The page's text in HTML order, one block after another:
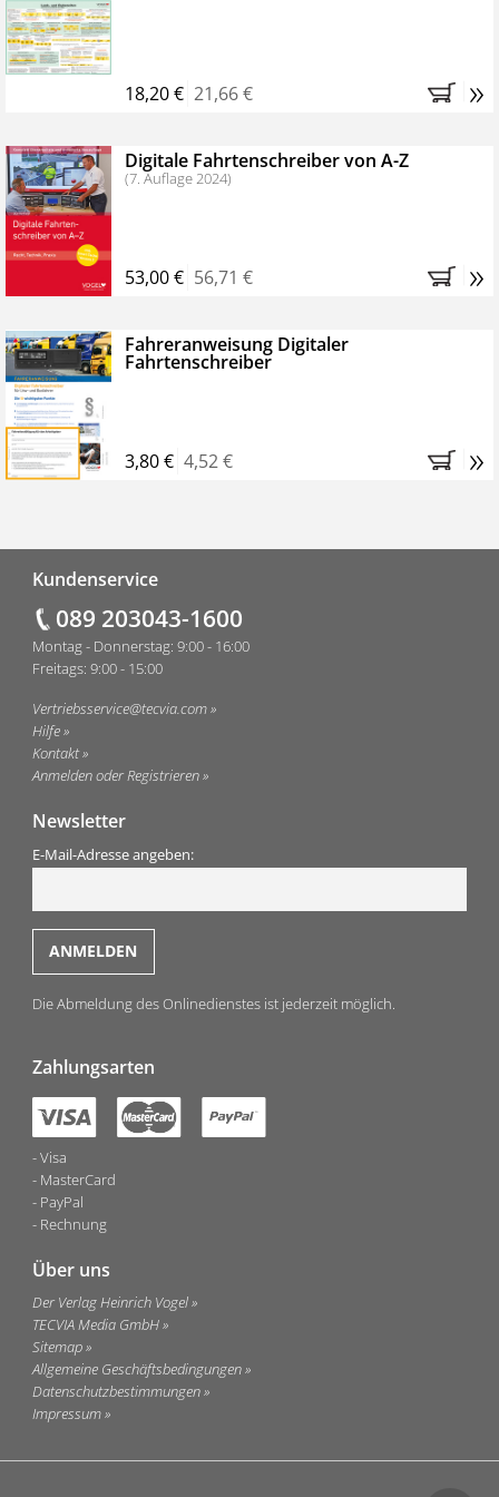
Bestellen Sie jetzt das VerkehrsRundschau Profipaket im
Kennenlern-Abo für zwei Monate (inkl. der derzeitig
Monaten brauchen Sie nichts weiter tun, das
Abonnement endet automatisch, es entstehen keine
weiteren Verpflichtungen.
18,20 € 21,66 € »
Digitale Fahrtenschreiber von A-Z
(7. Auflage 2024)
53,00 € 56,71 € »
Fahreranweisung Digitaler
Fahrtenschreiber
3,80 € 4,52 € »
Kundenservice
089 203043-1600
Montag - Donnerstag: 9:00 - 16:00
Freitags: 9:00 - 15:00
Vertriebsservice@tecvia.com
Hilfe
Kontakt
Anmelden oder Registrieren
Newsletter
E-Mail-Adresse angeben:
Die Abmeldung des Onlinedienstes ist jederzeit möglich.
Zahlungsarten
Visa
MasterCard
PayPal
Rechnung
Über uns
Der Verlag Heinrich Vogel
TECVIA Media GmbH
Sitemap
Allgemeine Geschäftsbedingungen
Datenschutzbestimmungen
Impressum